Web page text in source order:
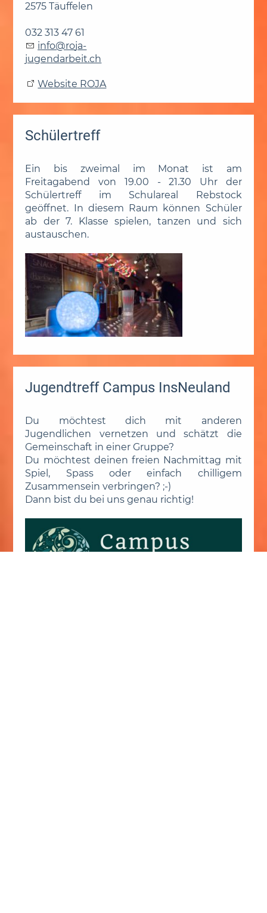
2575 Täuffelen
032 313 47 61
nf
r j -
j
g nd rb t ch
Website ROJA
Schülertreff
Ein bis zweimal im Monat ist am
Freitagabend von 19.00 - 21.30 Uhr der
Schülertreff im Schulareal Rebstock
geöffnet. In diesem Raum können Schüler
ab der 7. Klasse spielen, tanzen und sich
austauschen.
Jugendtreff Campus InsNeuland
Du möchtest dich mit anderen
Jugendlichen vernetzen und schätzt die
Gemeinschaft in einer Gruppe?
Du möchtest deinen freien Nachmittag mit
Spiel, Spass oder einfach chilligem
Zusammensein verbringen? ;-)
Dann bist du bei uns genau richtig!